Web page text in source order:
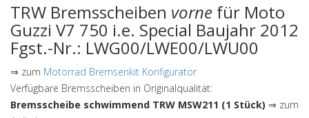
TRW Bremsscheiben vorne für Moto
Guzzi V7 750 i.e. Special Baujahr 2012
Fgst.-Nr.: LWG00/LWE00/LWU00
⇒ zum Motorrad Bremsenkit Konfigurator
Verfügbare Bremsscheiben in Originalqualität:
Bremsscheibe schwimmend TRW MSW211 (1 Stück) ⇒ zum